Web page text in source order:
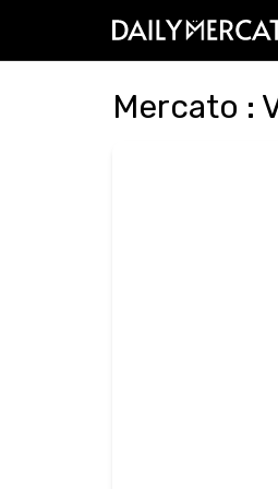
Mercato :